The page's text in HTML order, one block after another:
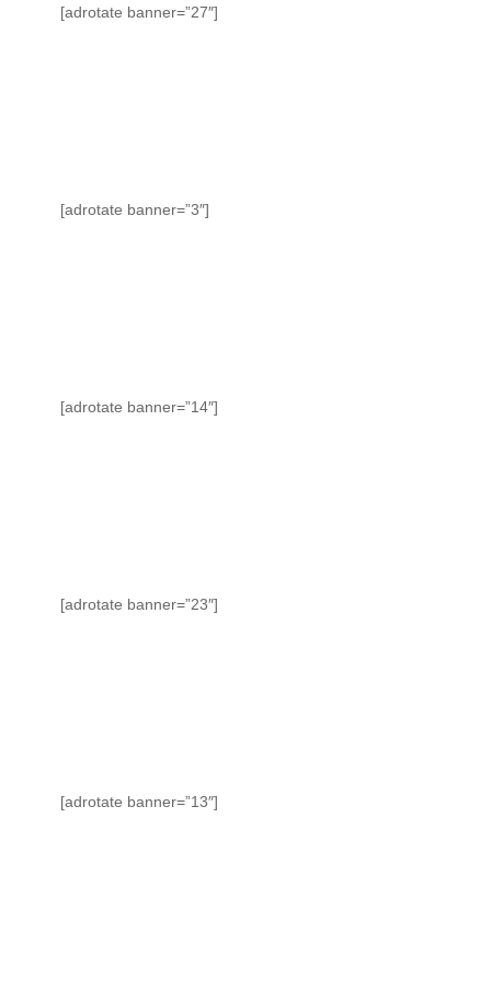
[adrotate banner=”27″]
[adrotate banner=”3″]
[adrotate banner=”14″]
[adrotate banner=”23″]
[adrotate banner=”13″]